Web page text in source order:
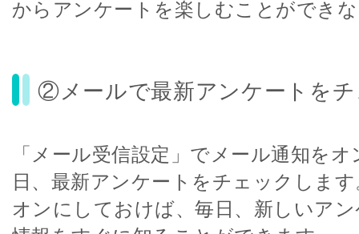
からアンケートを楽しむことができ
②メールで最新アンケートを
「メール受信設定」でメール通知を
日、最新アンケートをチェックしま
オンにしておけば、毎日、新しいア